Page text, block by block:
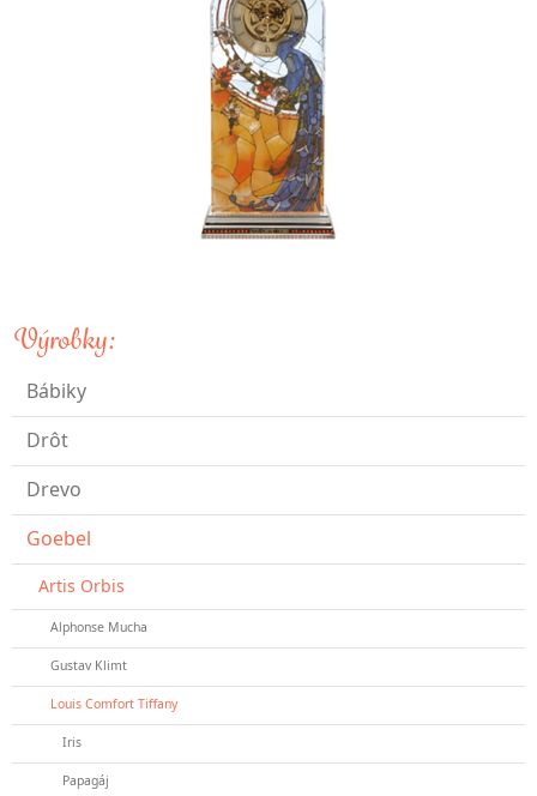
Výrobky:
Bábiky
Drôt
Drevo
Goebel
Artis Orbis
Alphonse Mucha
Gustav Klimt
Louis Comfort Tiffany
Iris
Papagáj